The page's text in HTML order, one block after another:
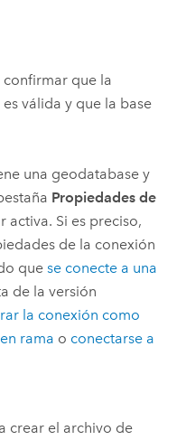
que la
válida y que la base
una geodatabase y
Propiedades de
activa. Si es preciso,
de la conexión
que se conecte a una
de la versión
la conexión como
rama o conectarse a
crear el archivo de